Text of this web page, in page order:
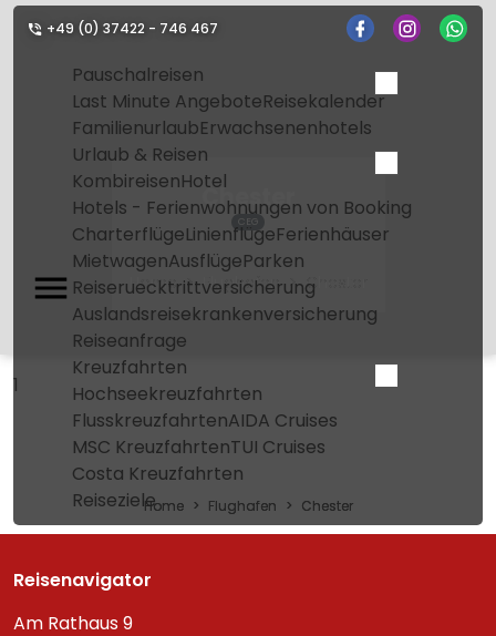
+49 (0) 37422 - 746 467
Pauschalreisen
Last Minute AngeboteReisekalender
FamilienurlaubErwachsenenhotels
Urlaub & Reisen
KombireisenHotel
Hotels - Ferienwohnungen von Booking
CharterflügeLinienflügeFerienhäuser
MietwagenAusflügeParken
Reiseruecktrittversicherung
Auslandsreisekrankenversicherung
Reiseanfrage
Kreuzfahrten
Hochseekreuzfahrten
FlusskreuzfahrtenAIDA Cruises
MSC KreuzfahrtenTUI Cruises
Costa Kreuzfahrten
Reiseziele
Chester
CEG
Home Flughafen Chester
1
Home Flughafen Chester
Reisenavigator
Am Rathaus 9